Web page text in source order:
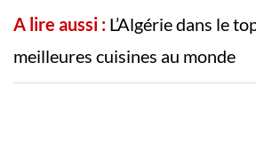
A lire aussi : L’Algérie dans le
meilleures cuisines au monde